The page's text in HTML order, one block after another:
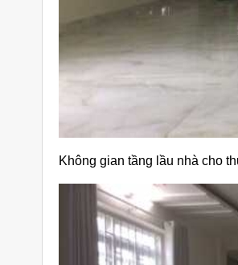
Không gian tầng lầu nhà cho